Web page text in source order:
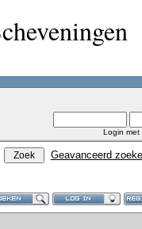
Login met
Geavanceerd